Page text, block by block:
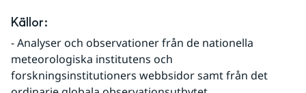
Källor:
- Analyser och observationer från de nationella
meteorologiska institutens och
forskningsinstitutioners webbsidor samt från det